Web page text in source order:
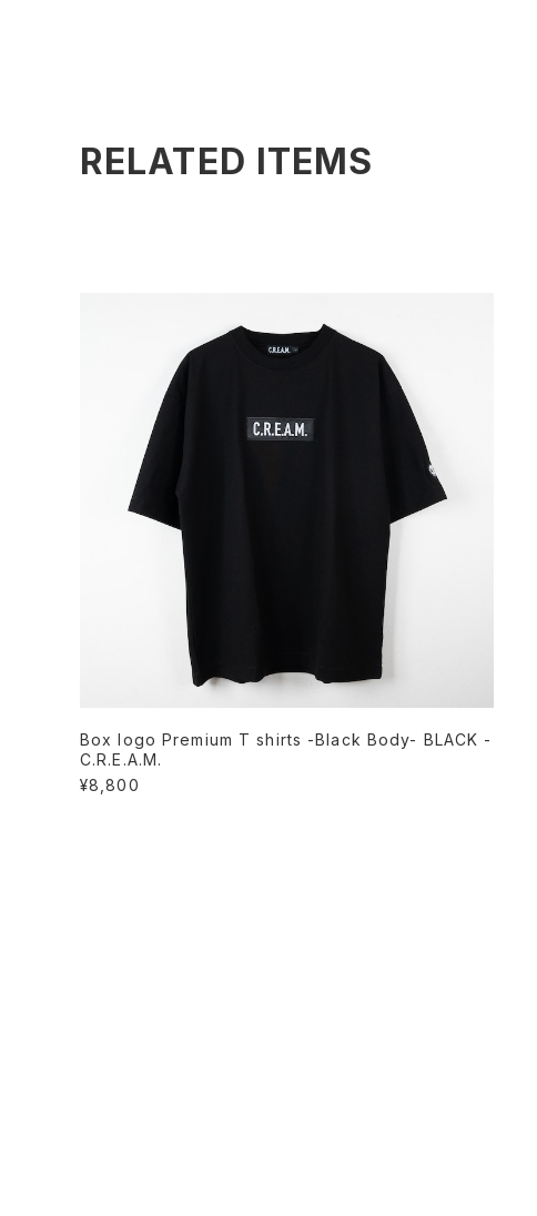
RELATED ITEMS
Box logo Premium T shirts -Black Body- BLACK -
C.R.E.A.M.
¥8,800